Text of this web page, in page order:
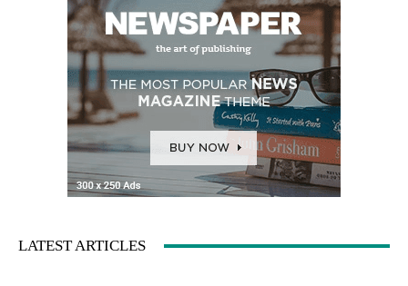
LATEST ARTICLES